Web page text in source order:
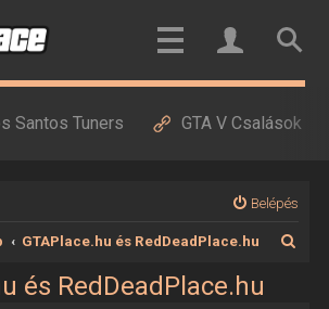
Santos Tuners GTA V Csalások
Belépés
GTAPlace.hu és RedDeadPlace.hu
és RedDeadPlace.hu